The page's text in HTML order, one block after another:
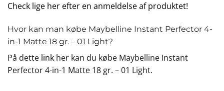
Check lige her efter en anmeldelse af produktet!
Hvor kan man købe Maybelline Instant Perfector 4-
in-1 Matte 18 gr. – 01 Light?
På dette link her kan du købe Maybelline Instant
Perfector 4-in-1 Matte 18 gr. – 01 Light.